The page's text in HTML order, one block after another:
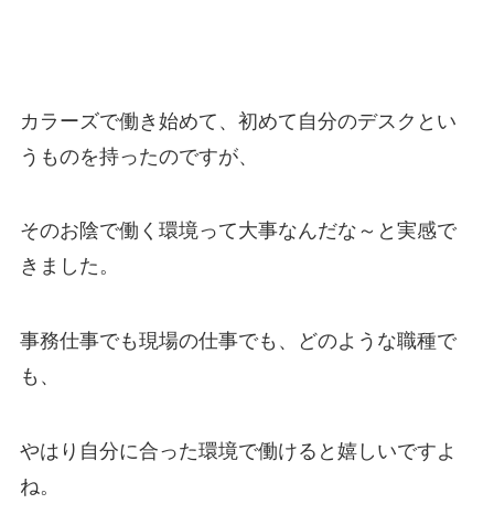
カラーズで働き始めて、初めて自分のデスクとい
うものを持ったのですが、
そのお陰で働く環境って大事なんだな～と実感で
きました。
事務仕事でも現場の仕事でも、どのような職種で
も、
やはり自分に合った環境で働けると嬉しいですよ
ね。